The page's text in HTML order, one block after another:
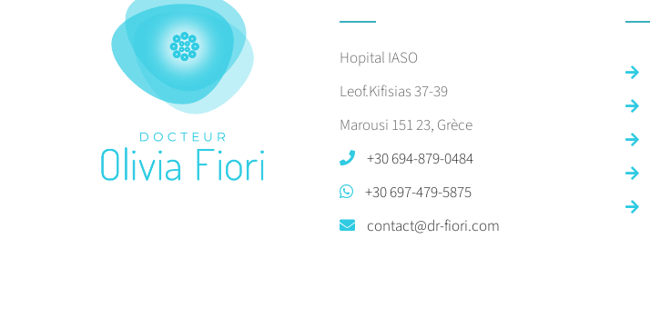
Hopital IASO
Leof.Kifisias 37-39
Marousi 151 23, Grèce
+30 694-879-0484
+30 697-479-5875
contact@dr-fiori.com